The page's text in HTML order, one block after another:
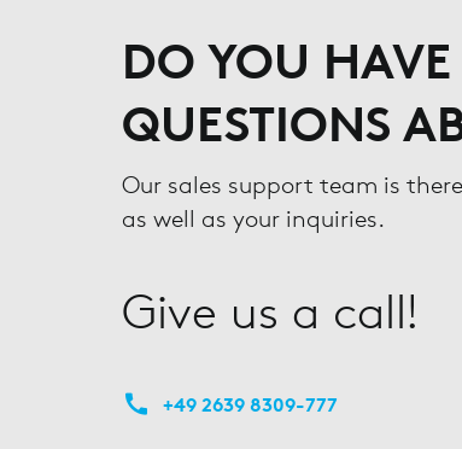
DO YOU HAVE
QUESTIONS
Our sales support team is
as well as your inquiries.
Give us a call!
+49 2639 8309-777